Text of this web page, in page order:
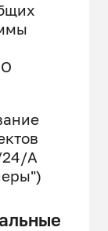
24/А